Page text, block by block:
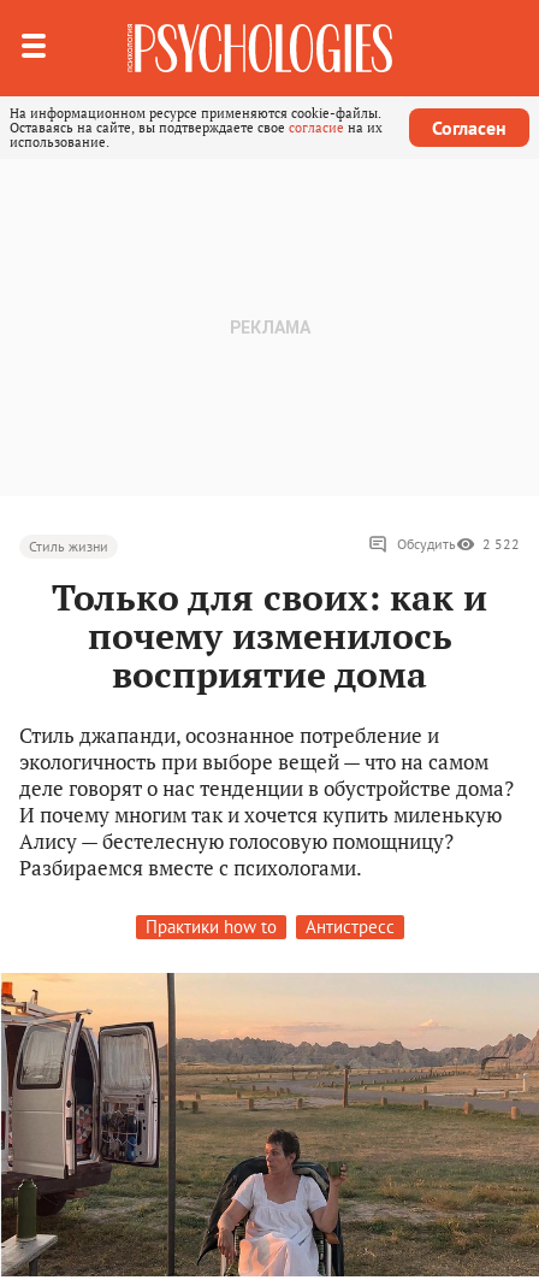
На информационном ресурсе применяются cookie-файлы.
Оставаясь на сайте, вы подтверждаете свое согласие на их
использование.
Согласен
Стиль жизни Обсудить 2 522
Только для своих: как и
почему изменилось
восприятие дома
Стиль джапанди, осознанное потребление и
экологичность при выборе вещей — что на самом
деле говорят о нас тенденции в обустройстве дома?
И почему многим так и хочется купить миленькую
Алису — бестелесную голосовую помощницу?
Разбираемся вместе с психологами.
Практики how to Антистресс